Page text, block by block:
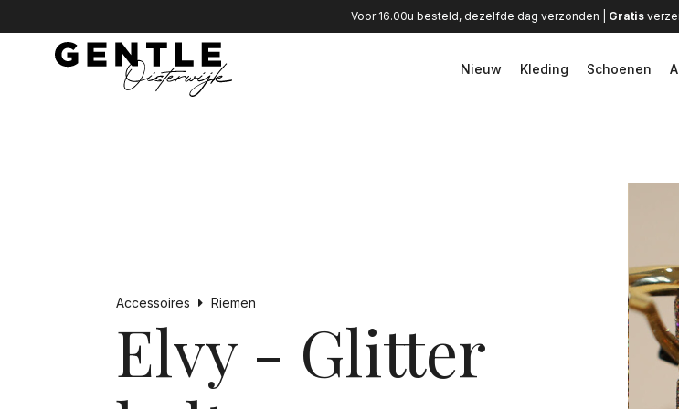
Voor 16.00u besteld, dezelfde dag verzonden | Gratis
Nieuw Kleding Schoenen
Accessoires Riemen
Elvy - Glitter